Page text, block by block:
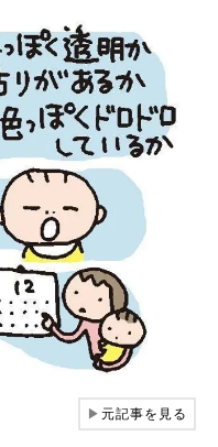
▶元記事を見る